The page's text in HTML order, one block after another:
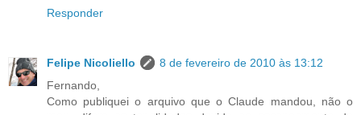
Responder
Felipe Nicoliello
8 de fevereiro de 2010 às 13:12
Fernando,
Como publiquei o arquivo que o Claude mandou, não o